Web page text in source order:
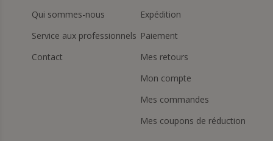
Qui sommes-nous
Service aux professionnels
Contact
Expédition
Paiement
Mes retours
Mon compte
Mes commandes
Mes coupons de réduction